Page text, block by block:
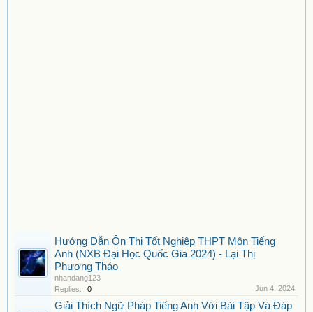
Hướng Dẫn Ôn Thi Tốt Nghiệp THPT Môn Tiếng
Anh (NXB Đại Học Quốc Gia 2024) - Lại Thị
Phương Thảo
nhandang123
Replies:
0 Jun 4, 2024
Giải Thích Ngữ Pháp Tiếng Anh Với Bài Tập Và Đáp